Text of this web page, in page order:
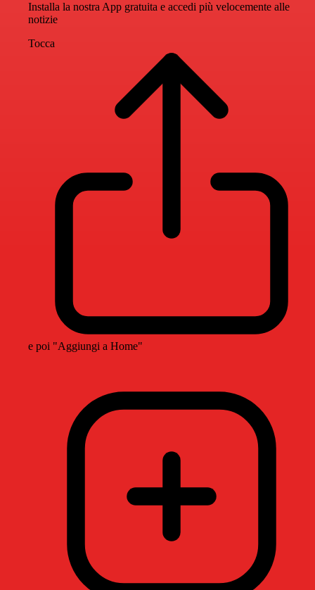
Installa la nostra App gratuita e accedi più velocemente alle
notizie
Tocca
e poi "Aggiungi a Home"